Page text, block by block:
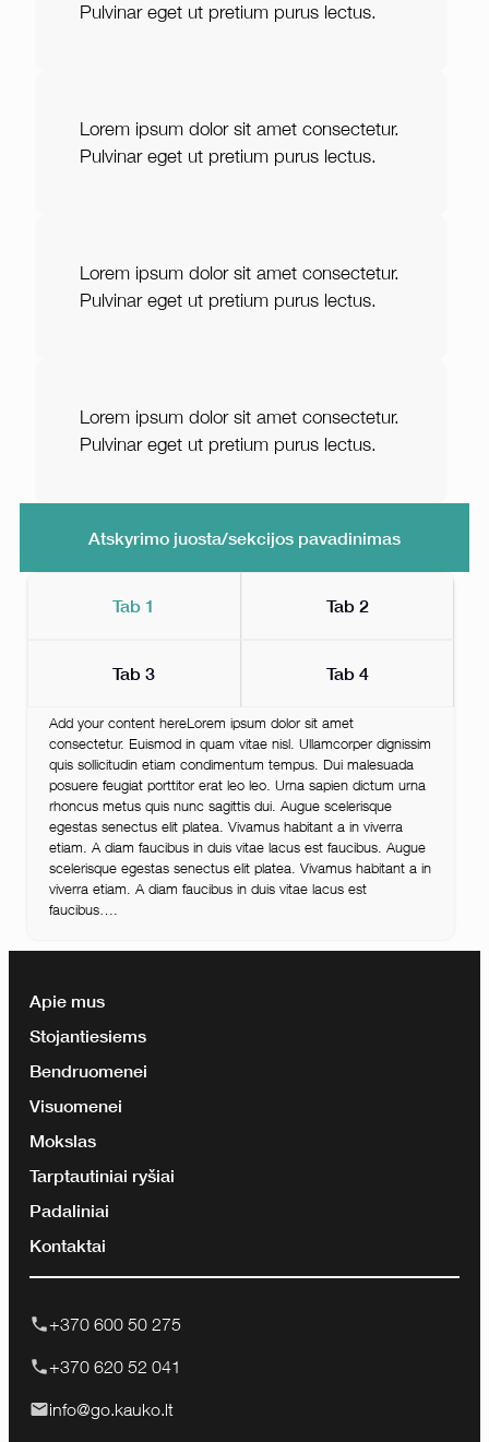
Pulvinar eget ut pretium purus lectus.
Lorem ipsum dolor sit amet consectetur.
Pulvinar eget ut pretium purus lectus.
Lorem ipsum dolor sit amet consectetur.
Pulvinar eget ut pretium purus lectus.
Lorem ipsum dolor sit amet consectetur.
Pulvinar eget ut pretium purus lectus.
Atskyrimo juosta/sekcijos pavadinimas
Tab 1 Tab 2
Tab 3 Tab 4
Add your content hereLorem ipsum dolor sit amet
consectetur. Euismod in quam vitae nisl. Ullamcorper dignissim
quis sollicitudin etiam condimentum tempus. Dui malesuada
posuere feugiat porttitor erat leo leo. Urna sapien dictum urna
rhoncus metus quis nunc sagittis dui. Augue scelerisque
egestas senectus elit platea. Vivamus habitant a in viverra
etiam. A diam faucibus in duis vitae lacus est faucibus. Augue
scelerisque egestas senectus elit platea. Vivamus habitant a in
viverra etiam. A diam faucibus in duis vitae lacus est
faucibus….
Apie mus
Stojantiesiems
Bendruomenei
Visuomenei
Mokslas
Tarptautiniai ryšiai
Padaliniai
Kontaktai
+370 600 50 275
+370 620 52 041
info@go.kauko.lt